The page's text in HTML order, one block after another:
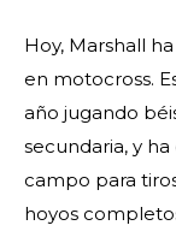
Hoy, Marshall
en motocross.
año jugando
secundaria, y
campo para
hoyos